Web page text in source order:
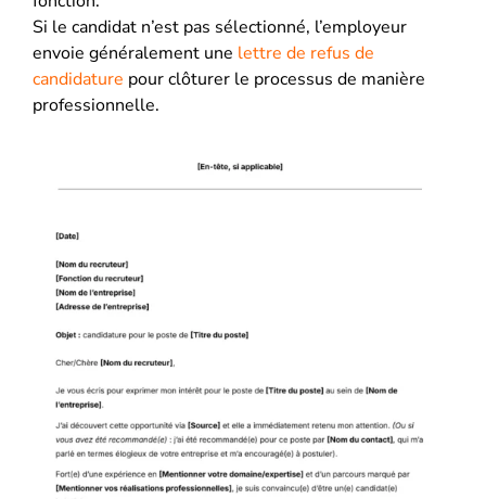
Si le candidat n’est pas sélectionné, l’employeur
envoie généralement une lettre de refus de
candidature pour clôturer le processus de manière
professionnelle.